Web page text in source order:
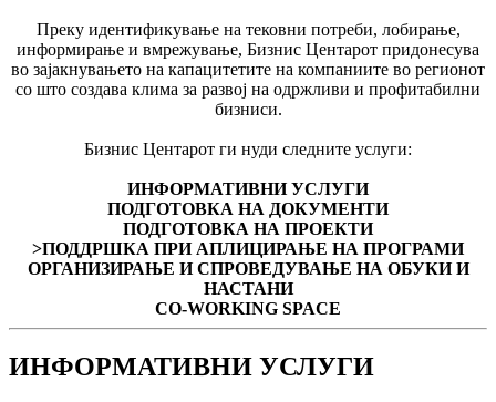
Преку идентификување на тековни потреби, лобирање,
информирање и вмрежување, Бизнис Центарот придонесува
во зајакнувањето на капацитетите на компаниите во регионот
со што создава клима за развој на одржливи и профитабилни
бизниси.
Бизнис Центарот ги нуди следните услуги:
ИНФОРМАТИВНИ УСЛУГИ
ПОДГОТОВКА НА ДОКУМЕНТИ
ПОДГОТОВКА НА ПРОЕКТИ
>ПОДДРШКА ПРИ АПЛИЦИРАЊЕ НА ПРОГРАМИ
ОРГАНИЗИРАЊЕ И СПРОВЕДУВАЊЕ НА ОБУКИ И
НАСТАНИ
CO-WORKING SPACE
ИНФОРМАТИВНИ УСЛУГИ